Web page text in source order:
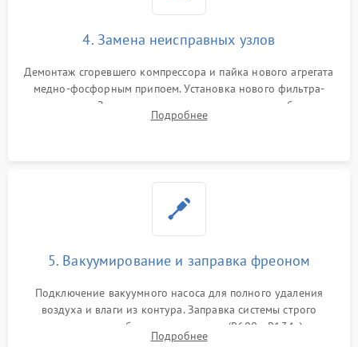
4. Замена неисправных узлов
Демонтаж сгоревшего компрессора и пайка нового агрегата
медно-фосфорным припоем. Установка нового фильтра-
осушителя. Замена изношенных вентиляторов обдува,
сломанных заслонок или поврежденных дверных петель.
Подробнее
5. Вакуумирование и заправка фреоном
Подключение вакуумного насоса для полного удаления
воздуха и влаги из контура. Заправка системы строго
дозированным объемом хладагента (R600a, R134a) по
электронным весам. Контроль рабочего давления в системе.
Подробнее